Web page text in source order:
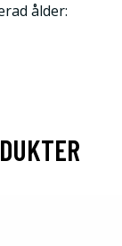
ålder: